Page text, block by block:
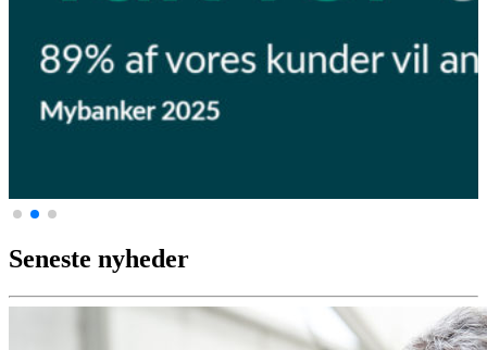
Seneste nyheder